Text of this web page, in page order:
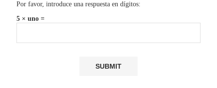
Por favor, introduce una respuesta en dígitos:
5 × uno =